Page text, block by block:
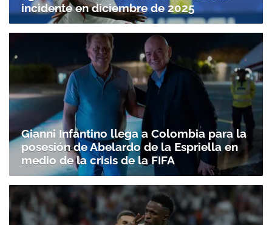
incidente en diciembre de 2025
Gianni Infantino llega a Colombia para la
posesión de Abelardo de la Espriella en
medio de la crisis de la FIFA